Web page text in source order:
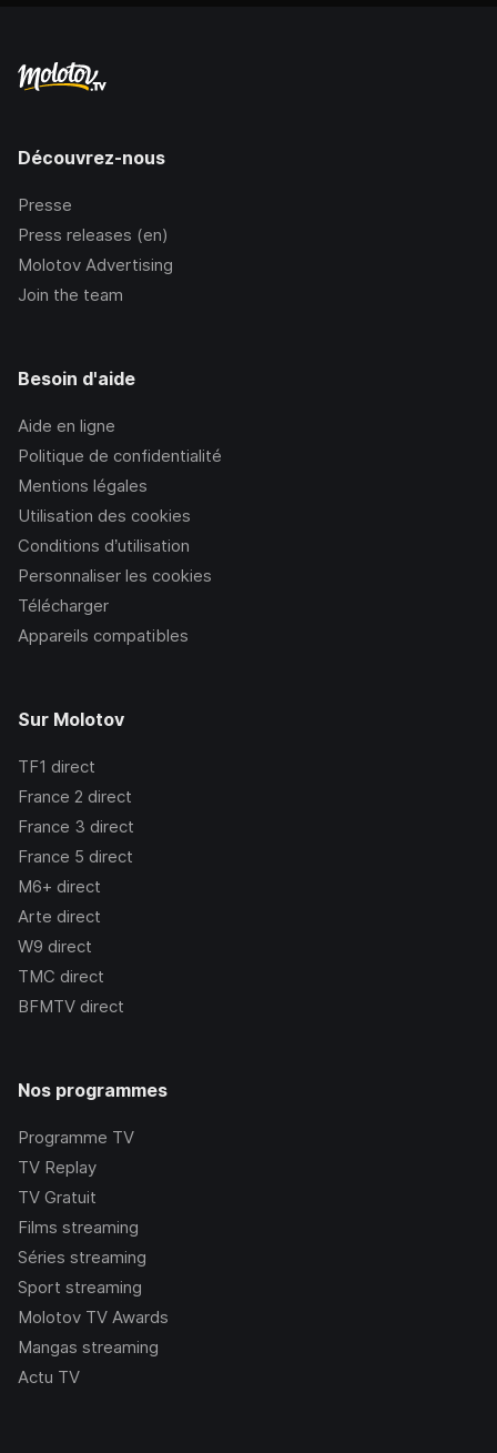
Découvrez-nous
Presse
Press releases (en)
Molotov Advertising
Join the team
Besoin d'aide
Aide en ligne
Politique de confidentialité
Mentions légales
Utilisation des cookies
Conditions d’utilisation
Personnaliser les cookies
Télécharger
Appareils compatibles
Sur Molotov
TF1 direct
France 2 direct
France 3 direct
France 5 direct
M6+ direct
Arte direct
W9 direct
TMC direct
BFMTV direct
Nos programmes
Programme TV
TV Replay
TV Gratuit
Films streaming
Séries streaming
Sport streaming
Molotov TV Awards
Mangas streaming
Actu TV